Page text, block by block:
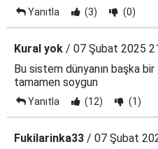
Yanıtla (3) (0)
Kural yok / 07 Şubat 2025
Bu sistem dünyanın başka bir
tamamen soygun
Yanıtla (12) (1)
Fukilarinka33 / 07 Şubat